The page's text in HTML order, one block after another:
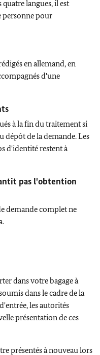
langues, il est
personne pour
en allemand, en
d'une
à la fin du traitement si
dépôt de la demande. Les
d'identité restent à
pas l'obtention
demande complet ne
dans votre bagage à
dans le cadre de la
les autorités
présentation de ces
présentés à nouveau lors